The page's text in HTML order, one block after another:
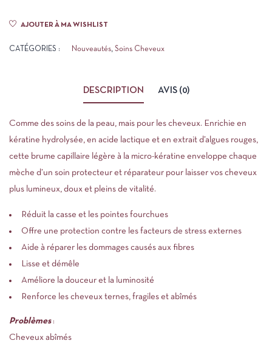
AJOUTER À MA WISHLIST
CATÉGORIES : Nouveautés, Soins Cheveux
DESCRIPTION AVIS (0)
Comme des soins de la peau, mais pour les cheveux. Enrichie en
kératine hydrolysée, en acide lactique et en extrait d’algues rouges,
cette brume capillaire légère à la micro-kératine enveloppe chaque
mèche d’un soin protecteur et réparateur pour laisser vos cheveux
plus lumineux, doux et pleins de vitalité.
Réduit la casse et les pointes fourchues
Offre une protection contre les facteurs de stress externes
Aide à réparer les dommages causés aux fibres
Lisse et démêle
Améliore la douceur et la luminosité
Renforce les cheveux ternes, fragiles et abîmés
Problèmes:
Cheveux abîmés